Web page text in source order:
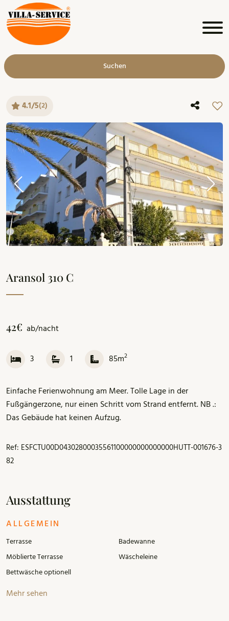
Suchen
4.1/5(2)
Aransol 310 C
3 1 85m2
Einfache Ferienwohnung am Meer.Tolle Lage in der
Fußgängerzone, nur einen Schritt vom Strand entfernt.NB .:
Das Gebäude hat keinen Aufzug.
Ref: ESFCTU00D04302800035561100000000000000HUTT-001676-3
82
Ausstattung
ALLGEMEIN
Terrasse
Möblierte Terrasse
Bettwäsche optionell
Badewanne
Wäscheleine
Mehr sehen
42€ ab/nacht